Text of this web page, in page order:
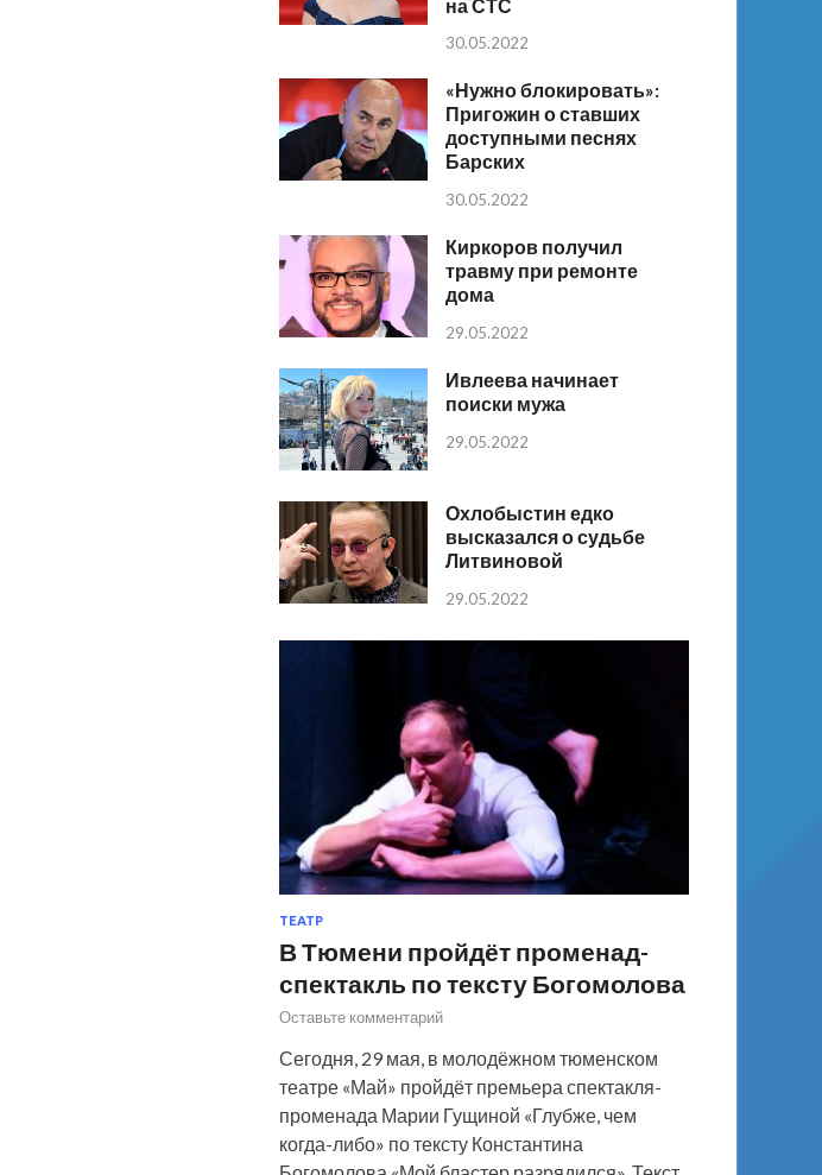
на СТС
30.05.2022
«Нужно блокировать»:
Пригожин о ставших
доступными песнях
Барских
30.05.2022
Киркоров получил
травму при ремонте
дома
29.05.2022
Ивлеева начинает
поиски мужа
29.05.2022
Охлобыстин едко
высказался о судьбе
Литвиновой
29.05.2022
ТЕАТР
В Тюмени пройдёт променад-
спектакль по тексту Богомолова
Оставьте комментарий
Сегодня, 29 мая, в молодёжном тюменском
театре «Май» пройдёт премьера спектакля-
променада Марии Гущиной «Глубже, чем
когда-либо» по тексту Константина